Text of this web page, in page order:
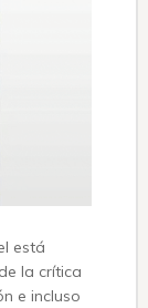
está
la crítica
e incluso